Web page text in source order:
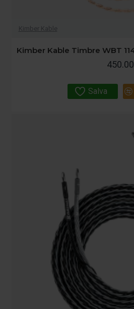
Kimber Kable
Kimber Kable Timbre WBT
Salva